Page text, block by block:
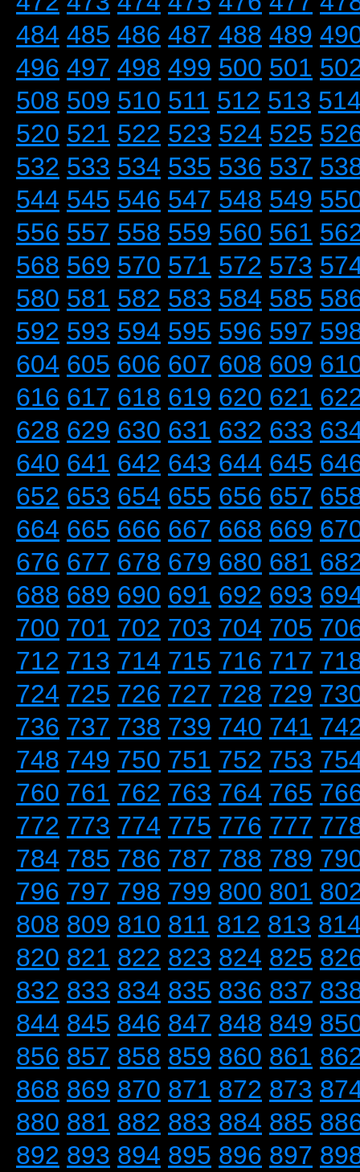
484 485 486 487 488 489
496 497 498 499 500 501
508 509 510 511 512 513
520 521 522 523 524 525
532 533 534 535 536 537
544 545 546 547 548 549
556 557 558 559 560 561
568 569 570 571 572 573
580 581 582 583 584 585
592 593 594 595 596 597
604 605 606 607 608 609
616 617 618 619 620 621
628 629 630 631 632 633
640 641 642 643 644 645
652 653 654 655 656 657
664 665 666 667 668 669
676 677 678 679 680 681
688 689 690 691 692 693
700 701 702 703 704 705
712 713 714 715 716 717
724 725 726 727 728 729
736 737 738 739 740 741
748 749 750 751 752 753
760 761 762 763 764 765
772 773 774 775 776 777
784 785 786 787 788 789
796 797 798 799 800 801
808 809 810 811 812 813
820 821 822 823 824 825
832 833 834 835 836 837
844 845 846 847 848 849
856 857 858 859 860 861
868 869 870 871 872 873
880 881 882 883 884 885
892 893 894 895 896 897